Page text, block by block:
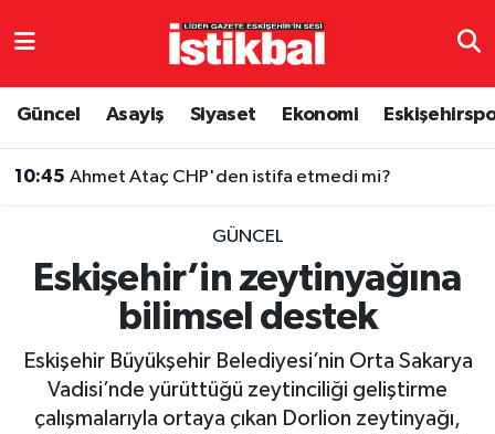
Güncel Asayiş Siyaset Ekonomi
10:45 Ahmet Ataç CHP'den istifa etmedi mi?
GÜNCEL
Eskişehir’in zeytinyağına
bilimsel destek
Eskişehir Büyükşehir Belediyesi’nin Orta Sakarya
Vadisi’nde yürüttüğü zeytinciliği geliştirme
çalışmalarıyla ortaya çıkan Dorlion zeytinyağı,
Eskişehirspor
Eğitim
Ekonomi
Eskişehir Nöbetçi Eczaneler
TFF 3.Lig 4.Grup Puan Durumu ve Fikstür
Tüm Manşetler
Son Dakika Haberleri